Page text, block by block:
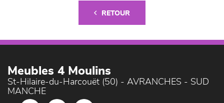
RETOUR
Meubles 4 Moulins
St-Hilaire-du-Harcouët (50) - AVRANCHES - SUD
MANCHE